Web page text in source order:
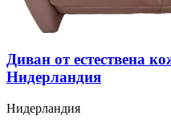
Диван от естествена
Нидерландия
Нидерландия